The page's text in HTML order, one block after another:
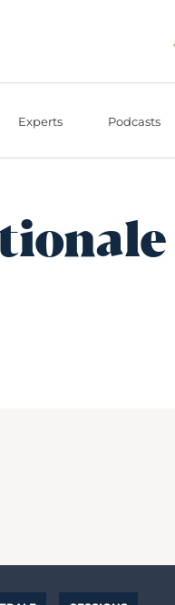
Experts Podcasts